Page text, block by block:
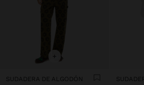
+
SUDADERA DE ALGODÓN